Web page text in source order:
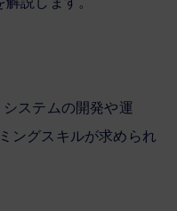
ステムの開発や運
ングスキルが求められ